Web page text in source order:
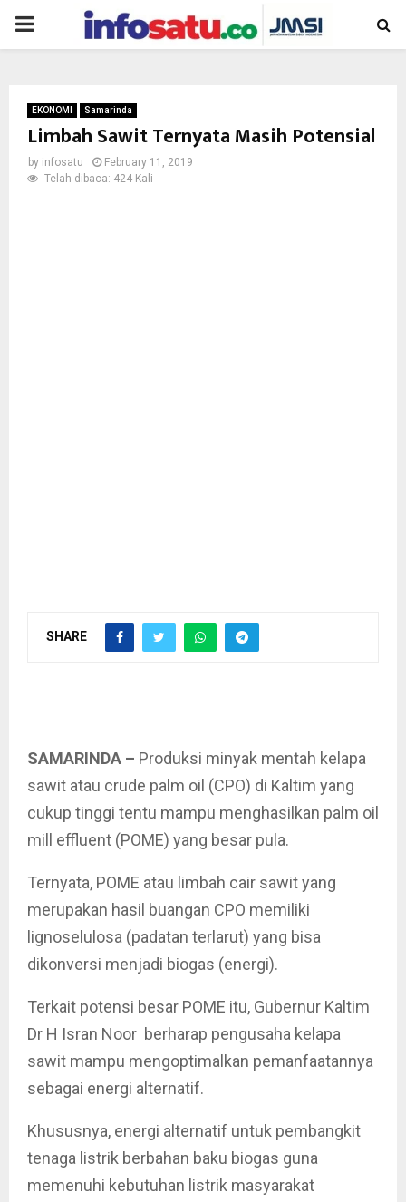
PRIMARY
EKONOMI Samarinda
Limbah Sawit Ternyata Masih Potensial
by infosatu
February 11, 2019
Telah dibaca: 424 Kali
SHARE
SAMARINDA – Produksi minyak mentah kelapa
sawit atau crude palm oil (CPO) di Kaltim yang
cukup tinggi tentu mampu menghasilkan palm oil
mill effluent (POME) yang besar pula.
Ternyata, POME atau limbah cair sawit yang
merupakan hasil buangan CPO memiliki
lignoselulosa (padatan terlarut) yang bisa
dikonversi menjadi biogas (energi).
Terkait potensi besar POME itu, Gubernur Kaltim
Dr H Isran Noor berharap pengusaha kelapa
sawit mampu mengoptimalkan pemanfaatannya
sebagai energi alternatif.
Khususnya, energi alternatif untuk pembangkit
tenaga listrik berbahan baku biogas guna
memenuhi kebutuhan listrik masyarakat